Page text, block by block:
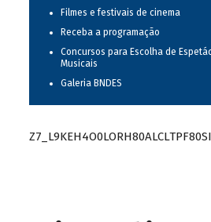
Filmes e festivais de cinema
Receba a programação
Concursos para Escolha de
Musicais
Galeria BNDES